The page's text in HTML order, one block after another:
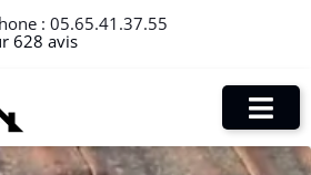
: 05.65.41.37.55
628 avis